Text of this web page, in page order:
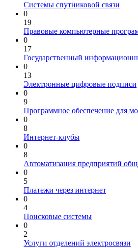
Системы спутниковой связи
0
19
Правовые компьютерные
0
17
Государственный
0
13
Электронные цифровые подписи
0
9
Программное обеспечение для
0
8
Интернет-клубы
0
8
Автоматизация предприятий
0
5
Платежи через интернет
0
4
Поисковые системы
0
2
Услуги отделений электросвязи